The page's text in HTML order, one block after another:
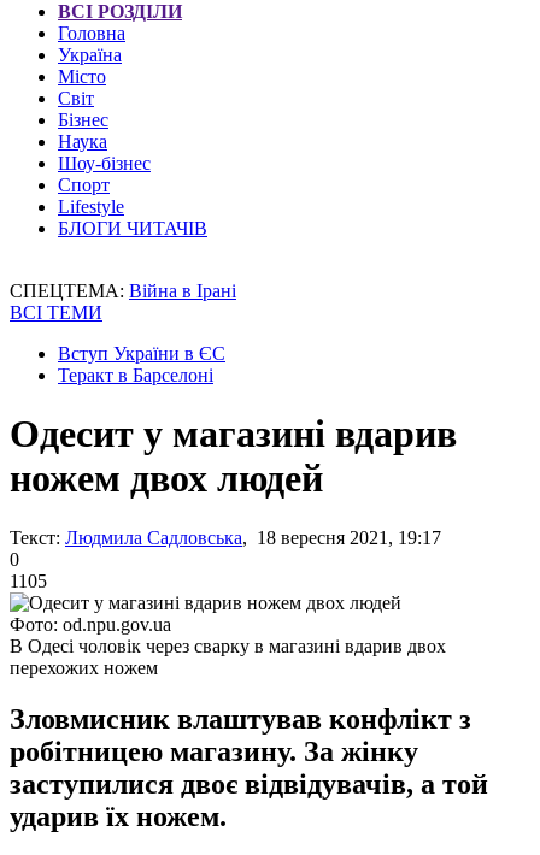
ВСІ РОЗДІЛИ
Головна
Україна
Місто
Світ
Бізнес
Наука
Шоу-бізнес
Спорт
Lifestyle
БЛОГИ ЧИТАЧІВ
СПЕЦТЕМА: Війна в Ірані
ВСІ ТЕМИ
Вступ України в ЄС
Теракт в Барселоні
Одесит у магазині вдарив
ножем двох людей
Текст: Людмила Садловська, 18 вересня 2021, 19:17
0
1105
Фото: od.npu.gov.ua
В Одесі чоловік через сварку в магазині вдарив двох
перехожих ножем
Зловмисник влаштував конфлікт з
робітницею магазину. За жінку
заступилися двоє відвідувачів, а той
ударив їх ножем.